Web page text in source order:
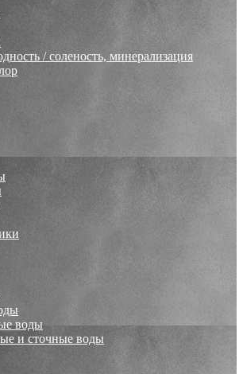
/ соленость, минерализация
воды
и сточные воды